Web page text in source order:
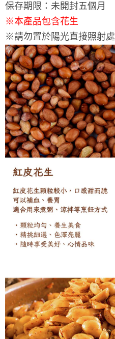
保存期限：未開封五個月
※本產品包含花生
​※請勿置於陽光直接照射處